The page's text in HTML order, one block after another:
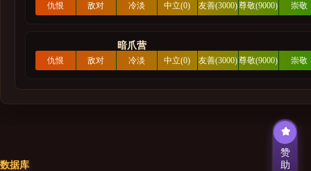
部落军队
仇恨
敌对
冷淡
中立(0) 友善(3000)尊敬(9000)
崇敬
暗爪营
仇恨
敌对
冷淡
中立(0) 友善(3000)尊敬(9000)
崇敬
数据库
赞
助